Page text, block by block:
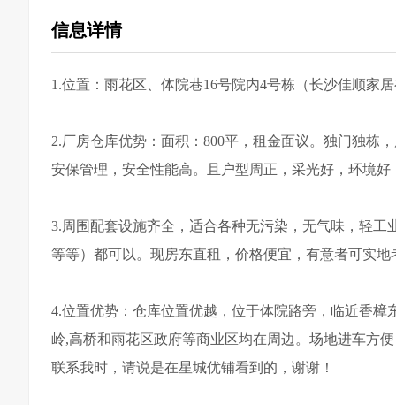
信息详情
1.位置：雨花区、体院巷16号院内4号栋（长沙佳顺家
2.厂房仓库优势：面积：800平，租金面议。独门独栋
安保管理，安全性能高。且户型周正，采光好，环境
3.周围配套设施齐全，适合各种无污染，无气味，轻
等等）都可以。现房东直租，价格便宜，有意者可实地
4.位置优势：仓库位置优越，位于体院路旁，临近香
岭,高桥和雨花区政府等商业区均在周边。场地进车方
联系我时，请说是在星城优铺看到的，谢谢！